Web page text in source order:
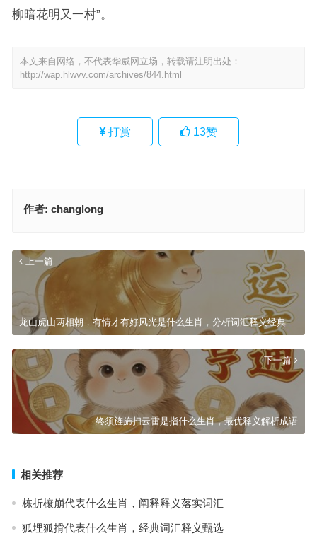
柳暗花明又一村”。
本文来自网络，不代表华威网立场，转载请注明出处：
http://wap.hlwvv.com/archives/844.html
打赏 13赞
作者: changlong
上一篇
龙山虎山两相朝，有情才有好风光是什么生肖，分析词汇释义经典
下一篇
终须旌旆扫云雷是指什么生肖，最优释义解析成语
相关推荐
栋折榱崩代表什么生肖，阐释释义落实词汇
狐埋狐搰代表什么生肖，经典词汇释义甄选